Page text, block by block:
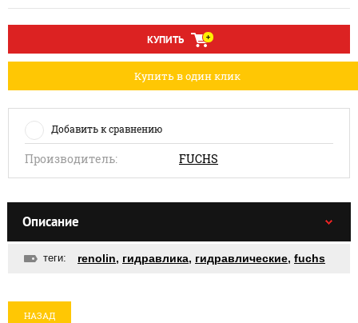
КУПИТЬ
Купить в один клик
Добавить к сравнению
Производитель: FUCHS
Описание
теги: renolin, гидравлика, гидравлические, fuchs
НАЗАД